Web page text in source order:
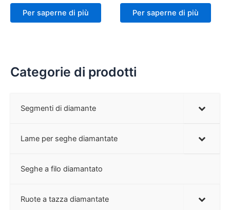
Per saperne di più Per saperne di più
Categorie di prodotti
Segmenti di diamante
Lame per seghe diamantate
Seghe a filo diamantato
Ruote a tazza diamantate